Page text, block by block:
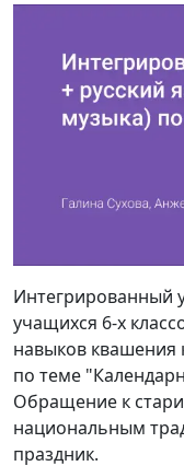
Интегрированный
учащихся 6-х
навыков квашения
по теме
Обращение к
национальным
праздник.